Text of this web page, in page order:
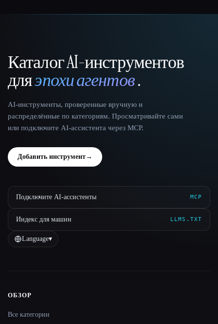
That AI Collection
Каталог AI-инструментов
дляэпохи агентов.
AI-инструменты, проверенные вручную и
распределённые по категориям. Просматривайте сами
или подключите AI-ассистента через MCP.
Добавить инструмент→
Подключите AI-ассистенты MCP
Индекс для машин LLMS.TXT
Language▾
Site navigation
ОБЗОР
Все категории